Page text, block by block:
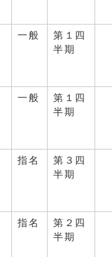
一般
第１四
半期
一般
第１四
半期
指名
第３四
半期
指名
第２四
半期